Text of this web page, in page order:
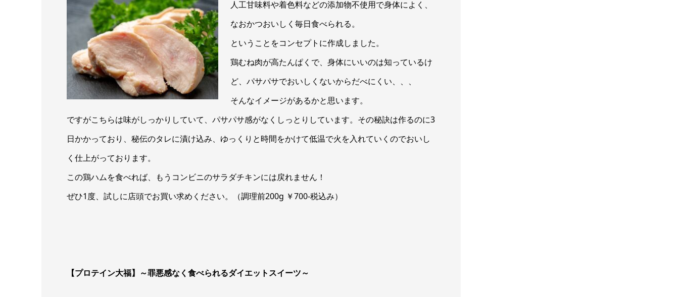
人工甘味料や着色料などの添加物不使用で身体によく、
なおかつおいしく毎日食べられる。
ということをコンセプトに作成しました。
鶏むね肉が高たんぱくで、身体にいいのは知っているけ
ど、パサパサでおいしくないからだべにくい、、、
そんなイメージがあるかと思います。
ですがこちらは味がしっかりしていて、パサパサ感がなくしっとりしています。その秘訣は作るのに3
日かかっており、秘伝のタレに漬け込み、ゆっくりと時間をかけて低温で火を入れていくのでおいし
く仕上がっております。
この鶏ハムを食べれば、もうコンビニのサラダチキンには戻れません！
ぜひ1度、試しに店頭でお買い求めください。（調理前200g ￥700-税込み）
【プロテイン大福】～罪悪感なく食べられるダイエットスイーツ～